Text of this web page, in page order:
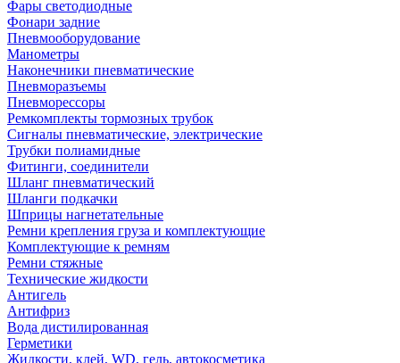
Фары светодиодные
Фонари задние
Пневмооборудование
Манометры
Наконечники пневматические
Пневморазъемы
Пневморессоры
Ремкомплекты тормозных трубок
Сигналы пневматические, электрические
Трубки полиамидные
Фитинги, соединители
Шланг пневматический
Шланги подкачки
Шприцы нагнетательные
Ремни крепления груза и комплектующие
Комплектующие к ремням
Ремни стяжные
Технические жидкости
Антигель
Антифриз
Вода дистилированная
Герметики
Жидкости, клей, WD, гель, автокосметика